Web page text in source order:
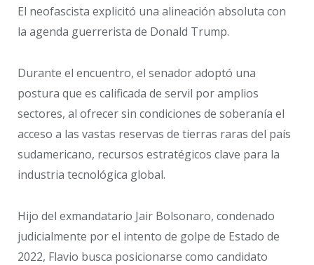
El neofascista explicitó una alineación absoluta con
la agenda guerrerista de Donald Trump.
Durante el encuentro, el senador adoptó una
postura que es calificada de servil por amplios
sectores, al ofrecer sin condiciones de soberanía el
acceso a las vastas reservas de tierras raras del país
sudamericano, recursos estratégicos clave para la
industria tecnológica global.
Hijo del exmandatario Jair Bolsonaro, condenado
judicialmente por el intento de golpe de Estado de
2022, Flavio busca posicionarse como candidato